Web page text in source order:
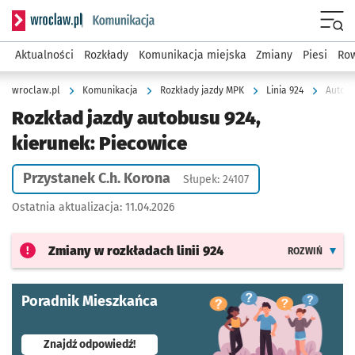
Serwis informacyjny wroclaw.pl podserwis: Komunikacja
Aktualności Rozkłady Komunikacja miejska Zmiany Piesi
wroclaw.pl Komunikacja Rozkłady jazdy MPK Linia 924
Rozkład jazdy autobusu 924,
kierunek: Piecowice
Przystanek C.h. Korona Słupek: 24107
Ostatnia aktualizacja: 11.04.2026
Zmiany w rozkładach linii 924 ROZWIŃ
Poradnik Mieszkańca
Znajdź odpowiedź!- otworzy się w nowej karcie